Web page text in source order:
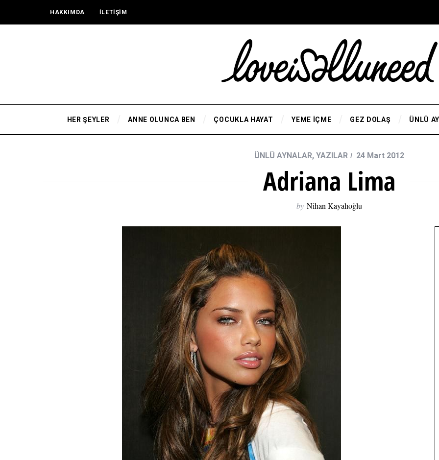
HAKKIMDA İLETİŞİM
HER ŞEYLER ANNE OLUNCA BEN ÇOCUKLA HAYAT YEME İÇME GEZ DOLAŞ ÜNLÜ
ÜNLÜ AYNALAR, YAZILAR 24 Mart 2012
Adriana Lima
by Nihan Kayalıoğlu